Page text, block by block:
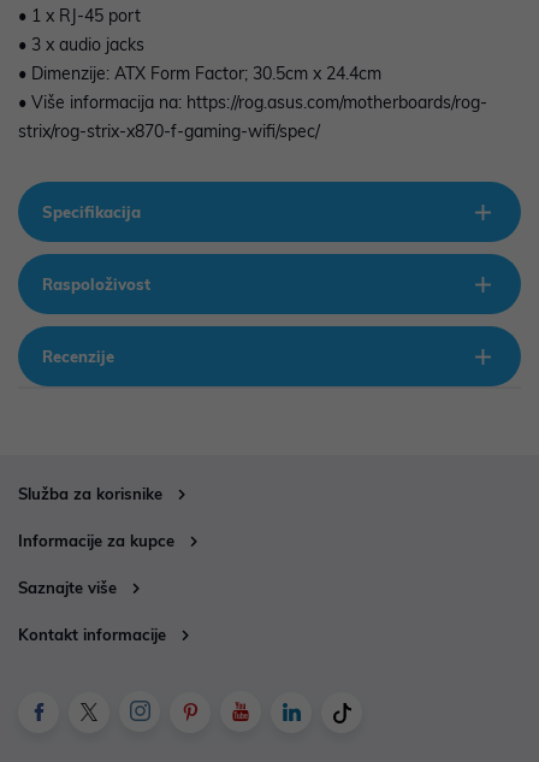
• 1 x RJ-45 port
• 3 x audio jacks
• Dimenzije: ATX Form Factor; 30.5cm x 24.4cm
• Više informacija na: https://rog.asus.com/motherboards/rog-
strix/rog-strix-x870-f-gaming-wifi/spec/
Specifikacija
Raspoloživost
Recenzije
Služba za korisnike
Informacije za kupce
Saznajte više
Kontakt informacije